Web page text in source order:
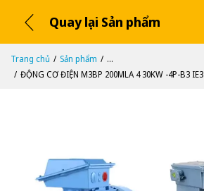
Quay lại Sản phẩm
Trang chủ Sản phẩm
...
ĐỘNG CƠ ĐIỆN M3BP 200MLA 4 30KW -4P-B3 IE3